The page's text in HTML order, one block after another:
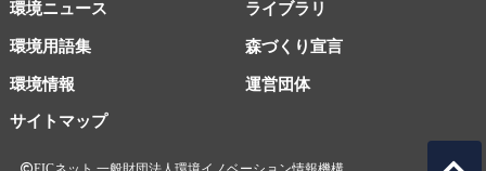
環境ニュース ライブラリ
環境用語集 森づくり宣言
環境情報
サイトマップ
運営団体